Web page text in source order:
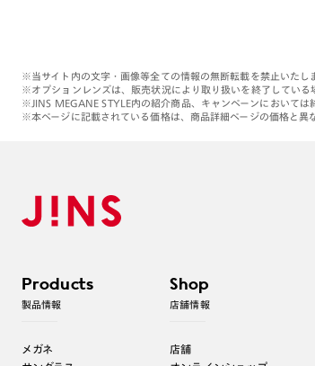
※当サイト内の文字・画像等全ての情報の無断転載を禁止いたしま
※オプションレンズは、販売状況により取り扱いを終了している
※JINS MEGANE STYLE内の紹介商品、キャンペーンにおいては
※本ページに記載されている価格は、商品詳細ページの価格と異
Products
製品情報
メガネ
Shop
店舗情報
店舗